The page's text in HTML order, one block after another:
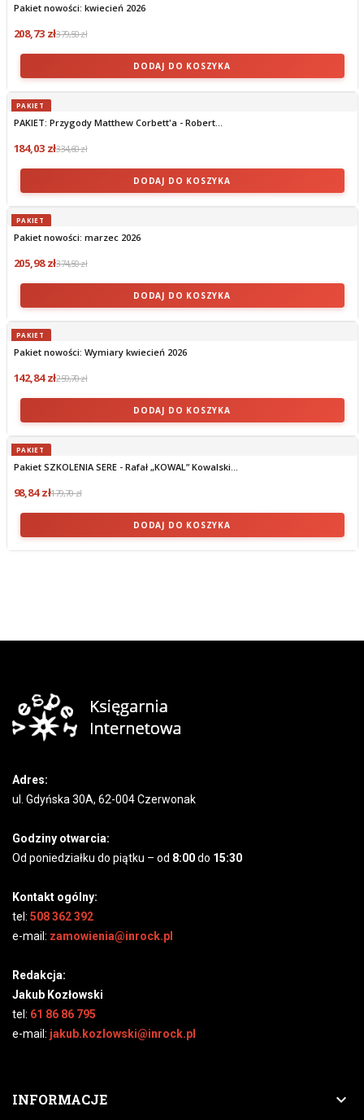
Pakiet nowości: kwiecień 2026
208,73 zł379,50 zł
DODAJ DO KOSZYKA
PAKIET
PAKIET: Przygody Matthew Corbett'a - Robert...
184,03 zł334,60 zł
DODAJ DO KOSZYKA
PAKIET
Pakiet nowości: marzec 2026
205,98 zł374,50 zł
DODAJ DO KOSZYKA
PAKIET
Pakiet nowości: Wymiary kwiecień 2026
142,84 zł259,70 zł
DODAJ DO KOSZYKA
PAKIET
Pakiet SZKOLENIA SERE - Rafał „KOWAL” Kowalski...
98,84 zł179,70 zł
DODAJ DO KOSZYKA
Adres:
ul. Gdyńska 30A, 62-004 Czerwonak
Godziny otwarcia:
Od poniedziałku do piątku – od 8:00do 15:30
Kontakt ogólny:
tel: 508 362 392
e-mail: zamowienia@inrock.pl
Redakcja:
Jakub Kozłowski
tel: 61 86 86 795
e-mail: jakub.kozlowski@inrock.pl
INFORMACJE 